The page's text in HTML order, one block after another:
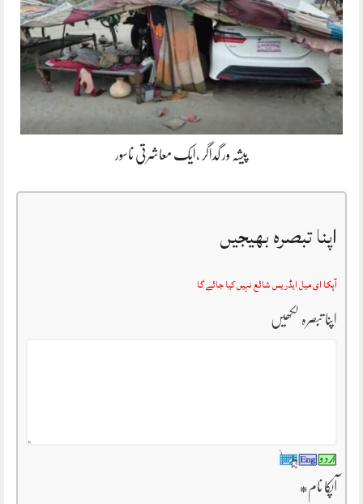
پیشہ ور گداگر ،ایک معاشرتی ناسور
اپنا تبصرہ بھیجیں
آپکا ای میل ایڈریس شائع نہیں کیا جائے گا
اپنا تبصرہ لکھیں
آپکا نام*